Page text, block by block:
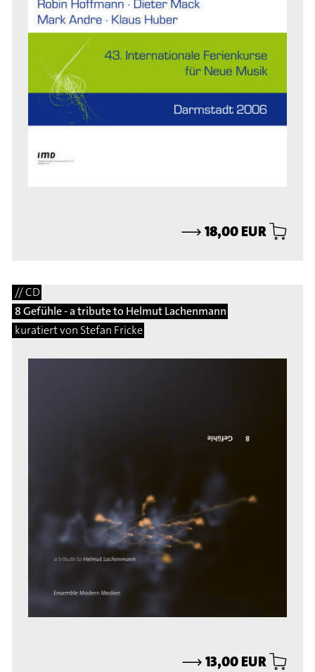
⟶18,00 EUR
// CD
8 Gefühle - a tribute to Helmut Lachenmann
kuratiert von Stefan Fricke
⟶13,00 EUR